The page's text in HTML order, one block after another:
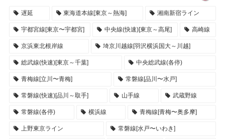
遅延 東海道本線[東京～熱海] 湘南新宿ライン
宇都宮線[東京〜宇都宮] 中央線(快速)[東京～高尾] 高崎線
京浜東北根岸線 埼京川越線[羽沢横浜国大～川越]
総武線(快速)[東京～千葉] 中央総武線(各停)
青梅線[立川〜青梅] 常磐線[品川〜水戸]
常磐線(快速)[品川～取手] 山手線 武蔵野線
常磐線(各停) 横浜線 青梅線[青梅〜奥多摩]
上野東京ライン 常磐線[水戸〜いわき]